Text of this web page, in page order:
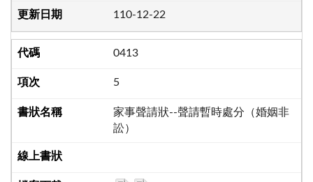
110-12-22
0413
5
家事聲請狀--聲請暫時處分（婚姻非
訟）